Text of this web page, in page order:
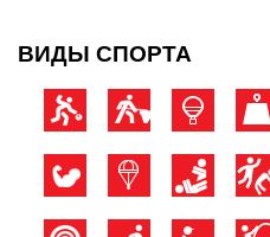
ВИДЫ СПОРТА